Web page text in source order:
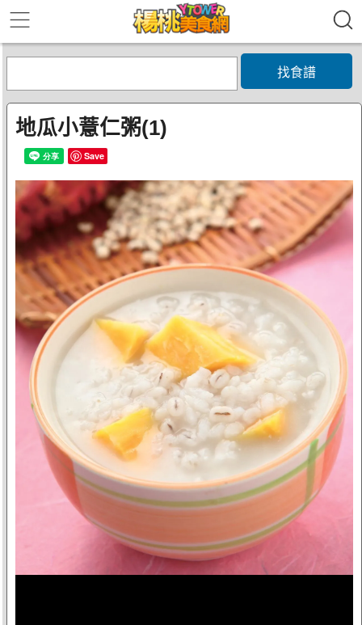
找食譜
地瓜小薏仁粥(1)
Save